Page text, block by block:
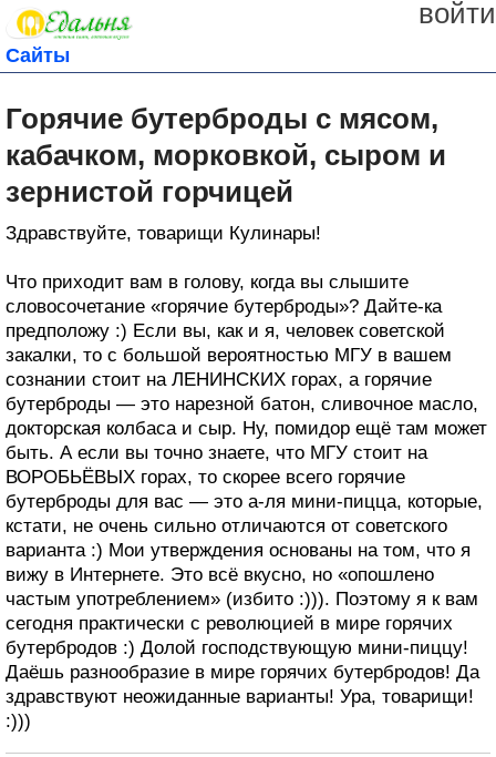
войти
Сайты
Горячие бутерброды с мясом,
кабачком, морковкой, сыром и
зернистой горчицей
Здравствуйте, товарищи Кулинары!
Что приходит вам в голову, когда вы слышите
словосочетание «горячие бутерброды»? Дайте-ка
предположу :) Если вы, как и я, человек советской
закалки, то с большой вероятностью МГУ в вашем
сознании стоит на ЛЕНИНСКИХ горах, а горячие
бутерброды — это нарезной батон, сливочное масло,
докторская колбаса и сыр. Ну, помидор ещё там может
быть. А если вы точно знаете, что МГУ стоит на
ВОРОБЬЁВЫХ горах, то скорее всего горячие
бутерброды для вас — это а-ля мини-пицца, которые,
кстати, не очень сильно отличаются от советского
варианта :) Мои утверждения основаны на том, что я
вижу в Интернете. Это всё вкусно, но «опошлено
частым употреблением» (избито :))). Поэтому я к вам
сегодня практически с революцией в мире горячих
бутербродов :) Долой господствующую мини-пиццу!
Даёшь разнообразие в мире горячих бутербродов! Да
здравствуют неожиданные варианты! Ура, товарищи!
:)))